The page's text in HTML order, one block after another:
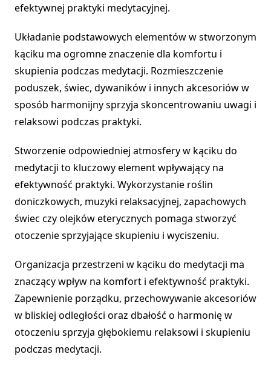
efektywnej praktyki medytacyjnej.
Układanie podstawowych elementów w stworzonym
kąciku ma ogromne znaczenie dla komfortu i
skupienia podczas medytacji. Rozmieszczenie
poduszek, świec, dywaników i innych akcesoriów w
sposób harmonijny sprzyja skoncentrowaniu uwagi i
relaksowi podczas praktyki.
Stworzenie odpowiedniej atmosfery w kąciku do
medytacji to kluczowy element wpływający na
efektywność praktyki. Wykorzystanie roślin
doniczkowych, muzyki relaksacyjnej, zapachowych
świec czy olejków eterycznych pomaga stworzyć
otoczenie sprzyjające skupieniu i wyciszeniu.
Organizacja przestrzeni w kąciku do medytacji ma
znaczący wpływ na komfort i efektywność praktyki.
Zapewnienie porządku, przechowywanie akcesoriów
w bliskiej odległości oraz dbałość o harmonię w
otoczeniu sprzyja głębokiemu relaksowi i skupieniu
podczas medytacji.